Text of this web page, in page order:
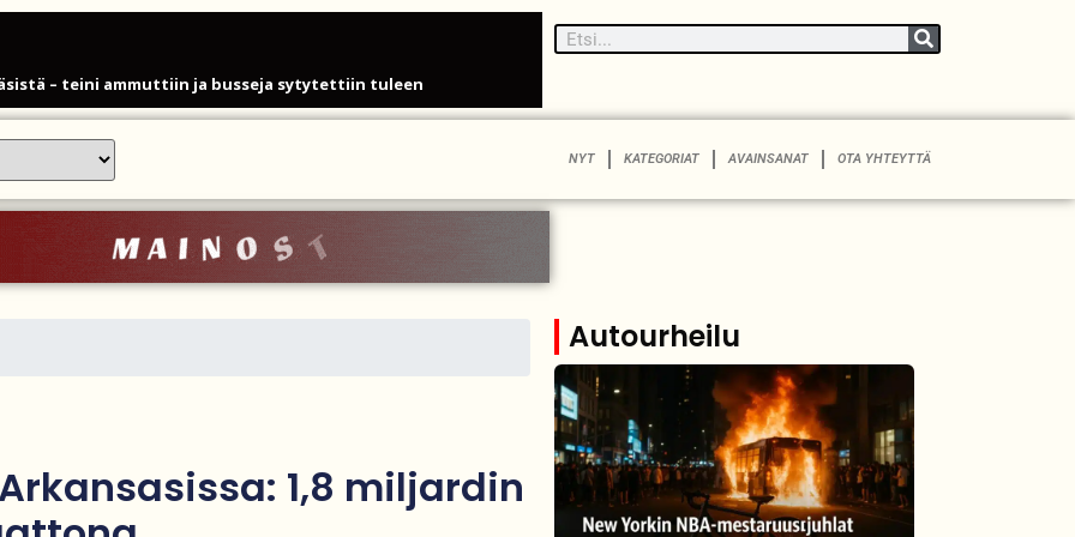
– teini ammuttiin ja busseja sytytettiin tuleen
– näin F1-tähti muisti rakastaan
sosiaalisesta asuntotuotannosta
Gatwickin lentoasemalle
raskas omaisille
NYT KATEGORIAT AVAINSANAT OTA YHTEYTTÄ
1,8 miljardin
Autourheilu